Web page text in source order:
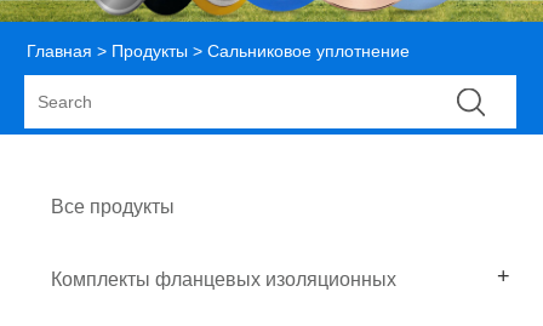
Главная > Продукты > Сальниковое уплотнение
Все продукты
Комплекты фланцевых изоляционных